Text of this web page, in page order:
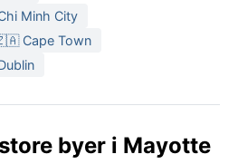
er de tørre vintermånedene
ofte skinner og luften er
som sykloner kan
seg kraftig vind og intense
Mayottes tropiske klima
Minh City
Cape Town
byer i Mayotte